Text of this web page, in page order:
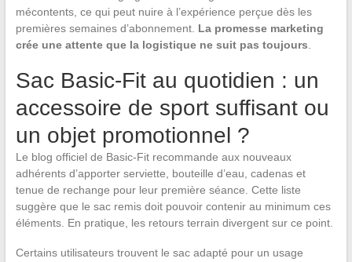
mécontents, ce qui peut nuire à l’expérience perçue dès les
premières semaines d’abonnement. La promesse marketing
crée une attente que la logistique ne suit pas toujours.
Sac Basic-Fit au quotidien : un
accessoire de sport suffisant ou
un objet promotionnel ?
Le blog officiel de Basic-Fit recommande aux nouveaux
adhérents d’apporter serviette, bouteille d’eau, cadenas et
tenue de rechange pour leur première séance. Cette liste
suggère que le sac remis doit pouvoir contenir au minimum ces
éléments. En pratique, les retours terrain divergent sur ce point.
Certains utilisateurs trouvent le sac adapté pour un usage